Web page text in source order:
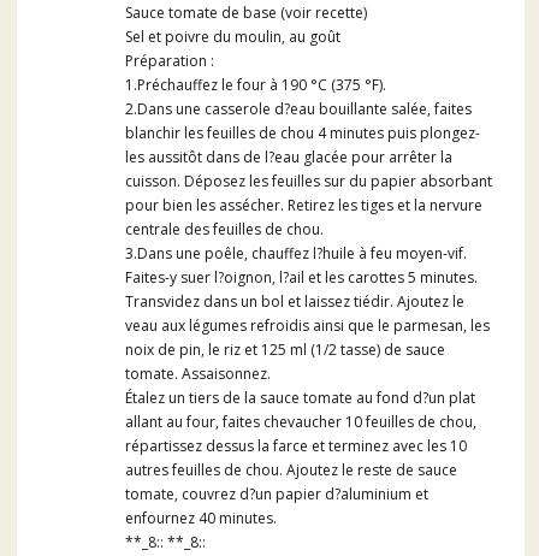
Sauce tomate de base (voir recette)
Sel et poivre du moulin, au goût
Préparation :
1.Préchauffez le four à 190 °C (375 °F).
2.Dans une casserole d?eau bouillante salée, faites
blanchir les feuilles de chou 4 minutes puis plongez-
les aussitôt dans de l?eau glacée pour arrêter la
cuisson. Déposez les feuilles sur du papier absorbant
pour bien les assécher. Retirez les tiges et la nervure
centrale des feuilles de chou.
3.Dans une poêle, chauffez l?huile à feu moyen-vif.
Faites-y suer l?oignon, l?ail et les carottes 5 minutes.
Transvidez dans un bol et laissez tiédir. Ajoutez le
veau aux légumes refroidis ainsi que le parmesan, les
noix de pin, le riz et 125 ml (1/2 tasse) de sauce
tomate. Assaisonnez.
Étalez un tiers de la sauce tomate au fond d?un plat
allant au four, faites chevaucher 10 feuilles de chou,
répartissez dessus la farce et terminez avec les 10
autres feuilles de chou. Ajoutez le reste de sauce
tomate, couvrez d?un papier d?aluminium et
enfournez 40 minutes.
**_8:: **_8::